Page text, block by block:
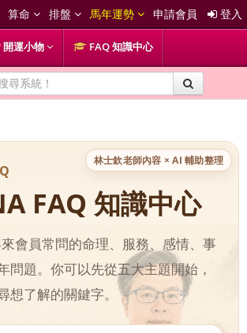
算命 排盤 馬年運勢 申請會員 登入
開運小物 FAQ 知識中心
林士欽老師內容 × AI 輔助整理
FAQ 知識中心
會員常問的命理、服務、感情、事
問題。你可以先從五大主題開始，
想了解的關鍵字。